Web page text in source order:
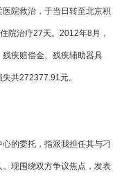
院救治，于当日转至北京积
院治疗27天。2012年8月，
疾赔偿金、残疾辅助器具
共272377.91元。
的委托，指派我担任其与刁
现围绕双方争议焦点，发表